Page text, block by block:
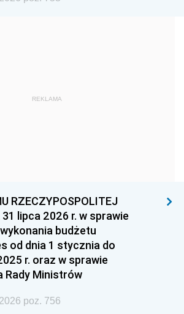
1959
1938 1937
1930
REKLAMA
RZECZYPOSPOLITEJ
31 lipca 2026 r. w sprawie
budżetu
od dnia 1 stycznia do
r. oraz w sprawie
Rady Ministrów
poz. 756